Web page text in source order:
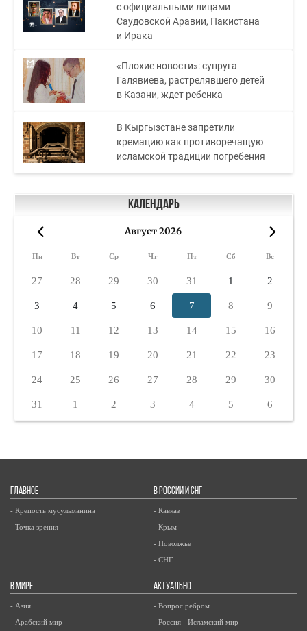
с официальными лицами
Саудовской Аравии, Пакистана
и Ирака
«Плохие новости»: супруга
Галявиева, растрелявшего детей
в Казани, ждет ребенка
В Кыргызстане запретили
кремацию как противоречащую
исламской традиции погребения
Календарь
Август 2026
Пн Вт Ср Чт Пт Сб Вс
27 28 29 30 31 1 2
3 4 5 6 7 8 9
10 11 12 13 14 15 16
17 18 19 20 21 22 23
24 25 26 27 28 29 30
31 1 2 3 4 5 6
ГЛАВНОЕ
- Крепость мусульманина
- Точка зрения
В РОССИИ И СНГ
- Кавказ
- Крым
- Поволжье
- СНГ
В МИРЕ
- Азия
- Арабский мир
АКТУАЛЬНО
- Вопрос ребром
- Россия - Исламский мир